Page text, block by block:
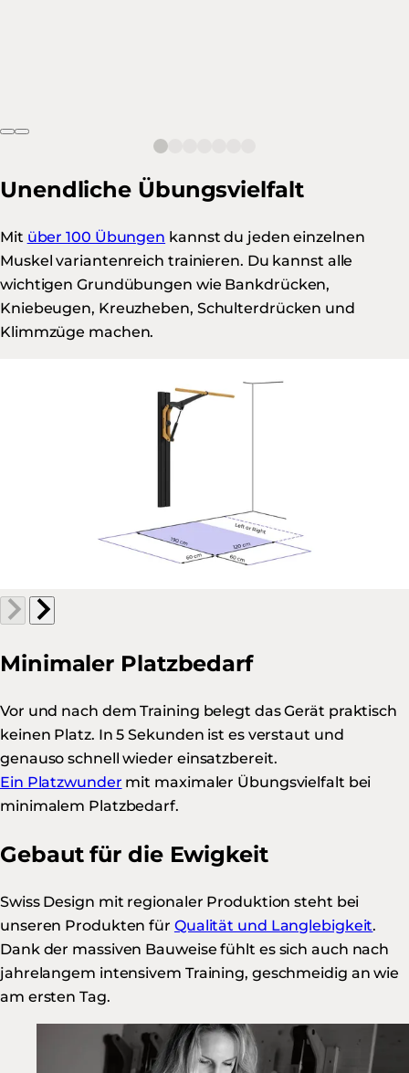
Unendliche Übungsvielfalt
Mit über 100 Übungen kannst du jeden einzelnen
Muskel variantenreich trainieren. Du kannst alle
wichtigen Grundübungen wie Bankdrücken,
Kniebeugen, Kreuzheben, Schulterdrücken und
Klimmzüge machen.
Minimaler Platzbedarf
Vor und nach dem Training belegt das Gerät praktisch
keinen Platz. In 5 Sekunden ist es verstaut und
genauso schnell wieder einsatzbereit.
Ein Platzwunder mit maximaler Übungsvielfalt bei
minimalem Platzbedarf.
Gebaut für die Ewigkeit
Swiss Design mit regionaler Produktion steht bei
unseren Produkten für Qualität und Langlebigkeit.
Dank der massiven Bauweise fühlt es sich auch nach
jahrelangem intensivem Training, geschmeidig an wie
am ersten Tag.